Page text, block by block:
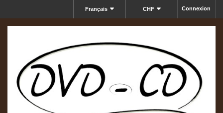
Connexion
CHF
Français